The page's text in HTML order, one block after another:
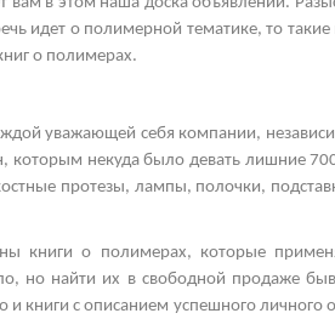
идет о полимерной тематике, то такие
о полимерах.
уважающей себя компании,
которым некуда было девать лишние
протезы, лампы, полочки,
книги о полимерах, которые
но найти их в свободной продаже
книги с описанием успешного личного